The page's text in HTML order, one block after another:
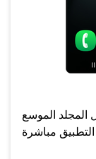
المجلد الموسع